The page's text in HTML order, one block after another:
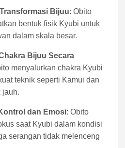
Bijuu: Obito
bentuk fisik Kyubi untuk
dalam skala besar.
Bijuu Secara
menyalurkan chakra Kyubi
teknik seperti Kamui dan
jauh.
dan Emosi: Obito
saat Kyubi dalam kondisi
serangan tidak melenceng